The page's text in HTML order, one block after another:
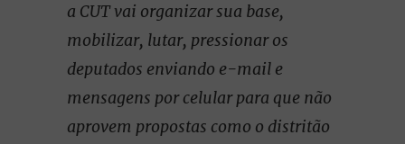
a CUT vai organizar sua base,
mobilizar, lutar, pressionar os
deputados enviando e-mail e
mensagens por celular para que não
aprovem propostas como o distritão